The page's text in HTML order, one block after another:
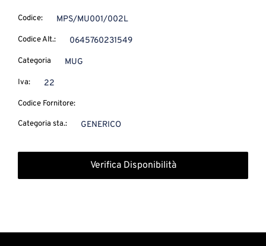
Codice: MPS/MU001/002L
Codice Alt.: 0645760231549
Categoria MUG
Iva: 22
Codice Fornitore:
Categoria sta.: GENERICO
Verifica Disponibilità